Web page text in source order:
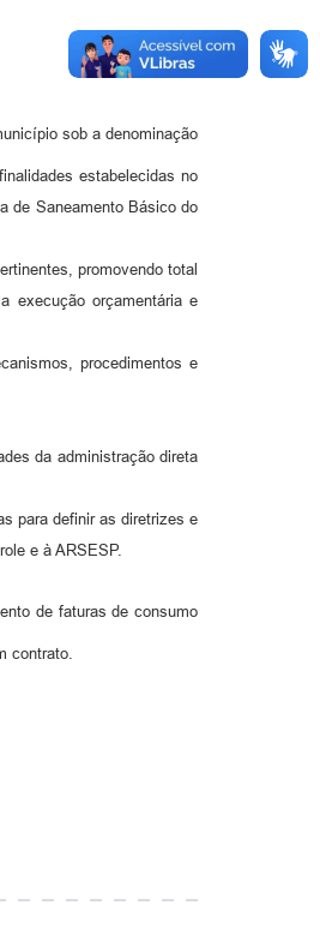
sob a denominação
estabelecidas no
de Saneamento Básico do
promovendo total
execução orçamentária e
procedimentos e
da administração direta
para definir as diretrizes e
e à ARSESP.
de faturas de consumo
contrato.